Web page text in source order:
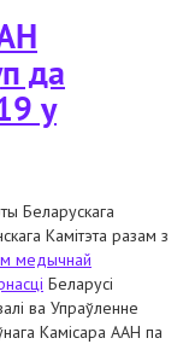
да
у
Беларускага
Камітэта разам з
медычнай
Беларусі
ва Упраўленне
Камісара ААН па